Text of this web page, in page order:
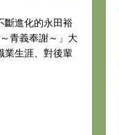
斷進化的永田裕
青義奉謝～」大
業生涯、對後輩